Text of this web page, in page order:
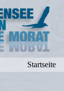
Startseite